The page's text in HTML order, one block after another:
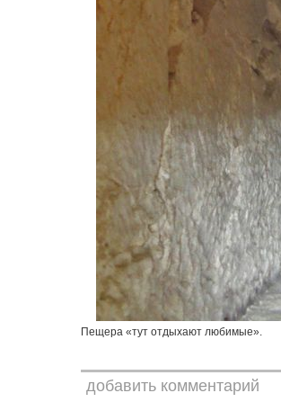
Пещера «тут отдыхают любимые».
добавить комментарий